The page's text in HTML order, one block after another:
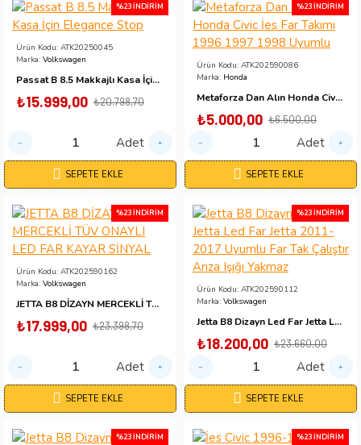
%23 İNDIRIM
Ürün Kodu: ATK20250045
Marka: Volkswagen
Passat B 8.5 Makkajlı Kasa İçin Elegance Stop
₺15.999,00 ₺20.798,70
Adet
SEPETE EKLE
%23 İNDIRIM
Ürün Kodu: ATK202590086
Marka: Honda
Metaforza Dan Alın Honda Civic İes Far Takımı 1996 1997 1998 Uyumlu
₺5.000,00 ₺6.500,00
Adet
SEPETE EKLE
%23 İNDIRIM
Ürün Kodu: ATK202590162
Marka: Volkswagen
JETTA B8 DİZAYN MERCEKLİ TÜV ONAYLI LED FAR KAYAR SİNYAL
₺17.999,00 ₺23.398,70
Adet
SEPETE EKLE
%23 İNDIRIM
Ürün Kodu: ATK202590112
Marka: Volkswagen
Jetta B8 Dizayn Led Far Jetta Led Far Jetta 2011-2017 Uyumlu Far Tak Çalıştır Arıza Işığı Yakmaz
₺18.200,00 ₺23.660,00
Adet
SEPETE EKLE
%23 İNDIRIM %23 İNDIRIM